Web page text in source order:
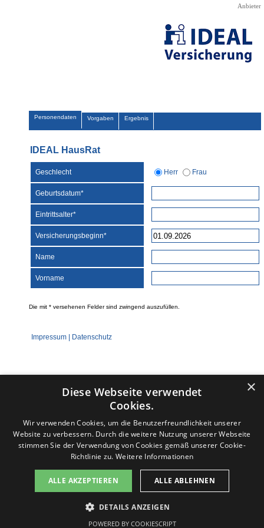
Anbieter
v-f-d.com ist ein Angebot von
Es werden keine persönlichen Daten gespeichert, sondern nur technische, die für die Website benötigt werden.
Sollten Sie damit nicht einverstanden sein, drücken Sie bitte nicht den Button "Einverstanden". Sie können die
zur Verfügung:
Google Browser-Add-on Informationen zum Datenschutz Einverstanden
×
Diese Webseite verwendet
Cookies.
Wir verwenden Cookies, um die Benutzerfreundlichkeit unserer
Website zu verbessern. Durch die weitere Nutzung unserer Webseite
stimmen Sie der Verwendung von Cookies gemäß unserer Cookie-
Richtlinie zu.Weitere Informationen
ALLE AKZEPTIEREN ALLE ABLEHNEN
DETAILS ANZEIGEN
POWERED BY COOKIESCRIPT